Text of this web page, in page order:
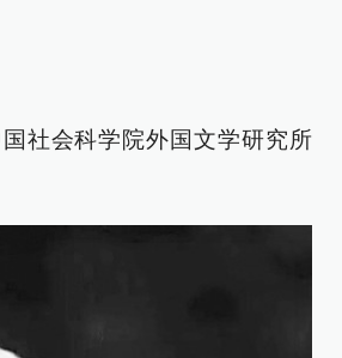
社会科学院外国文学研究所